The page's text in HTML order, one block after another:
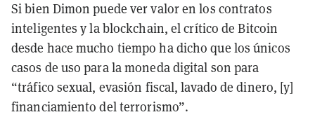
Si bien Dimon puede ver valor en los contratos
inteligentes y la blockchain, el crítico de Bitcoin
desde hace mucho tiempo ha dicho que los únicos
casos de uso para la moneda digital son para
“tráfico sexual, evasión fiscal, lavado de dinero, [y]
financiamiento del terrorismo”.